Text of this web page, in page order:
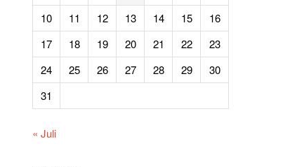
10
11 12 13 14 15
16
17
18 19 20 21 22
23
24
25 26 27 28 29
30
31
« Juli